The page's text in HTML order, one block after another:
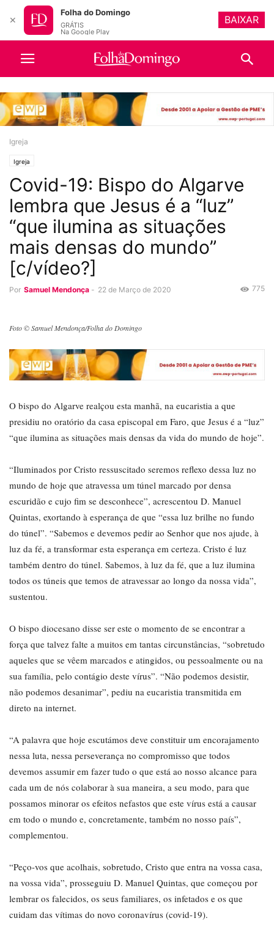
Igreja
Igreja
Covid-19: Bispo do Algarve
lembra que Jesus é a “luz”
“que ilumina as situações
mais densas do mundo”
[c/vídeo?]
Por Samuel Mendonça - 22 de Março de 2020 775
Foto © Samuel Mendonça/Folha do Domingo
O bispo do Algarve realçou esta manhã, na eucaristia a que
presidiu no oratório da casa episcopal em Faro, que Jesus é a “luz”
“que ilumina as situações mais densas da vida do mundo de hoje”.
“Iluminados por Cristo ressuscitado seremos reflexo dessa luz no
mundo de hoje que atravessa um túnel marcado por densa
escuridão e cujo fim se desconhece”, acrescentou D. Manuel
Quintas, exortando à esperança de que “essa luz brilhe no fundo
do túnel”. “Sabemos e devemos pedir ao Senhor que nos ajude, à
luz da fé, a transformar esta esperança em certeza. Cristo é luz
também dentro do túnel. Sabemos, à luz da fé, que a luz ilumina
todos os túneis que temos de atravessar ao longo da nossa vida”,
sustentou.
O bispo diocesano disse ser este o momento de se encontrar a
força que talvez falte a muitos em tantas circunstâncias, “sobretudo
aqueles que se vêem marcados e atingidos, ou pessoalmente ou na
sua família, pelo contágio deste vírus”. “Não podemos desistir,
não podemos desanimar”, pediu na eucaristia transmitida em
direto na internet.
“A palavra que hoje escutámos deve constituir um encorajamento
nessa luta, nessa perseverança no compromisso que todos
devemos assumir em fazer tudo o que está ao nosso alcance para
cada um de nós colaborar à sua maneira, a seu modo, para que
possamos minorar os efeitos nefastos que este vírus está a causar
em todo o mundo e, concretamente, também no nosso país”,
complementou.
“Peço-vos que acolhais, sobretudo, Cristo que entra na vossa casa,
na vossa vida”, prosseguiu D. Manuel Quintas, que começou por
lembrar os falecidos, os seus familiares, os infetados e os que
cuidam das vítimas do novo coronavírus (covid-19).
✕
Folha do Domingo
GRÁTIS
Na Google Play
BAIXAR